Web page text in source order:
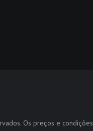
Os preços e condições